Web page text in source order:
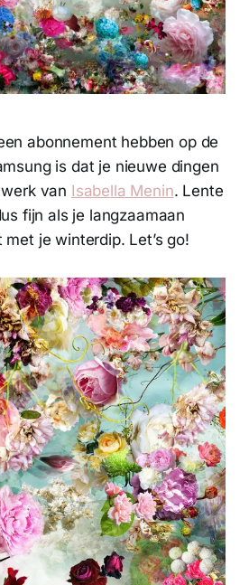
abonnement hebben op de
is dat je nieuwe dingen
van Isabella Menin. Lente
fijn als je langzaamaan
je winterdip. Let’s go!